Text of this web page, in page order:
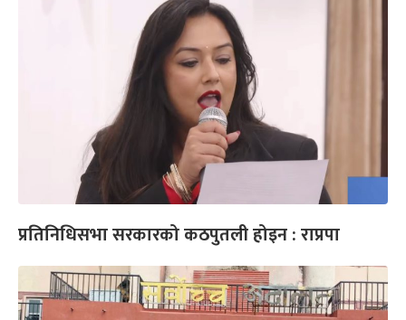
प्रतिनिधिसभा सरकारको कठपुतली होइन : राप्रपा